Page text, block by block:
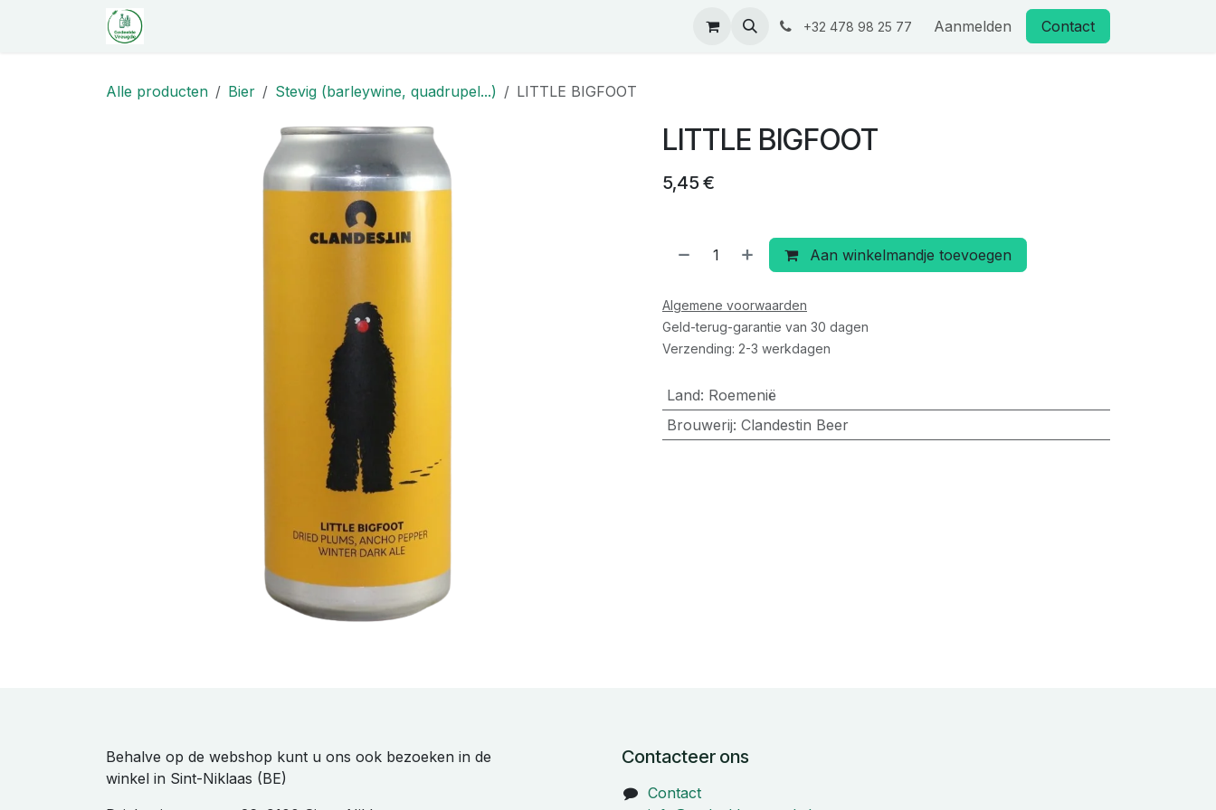
Overslaan naar inhoud
+32 478 98 25 77 Aanmelden Contact
Alle producten Bier Stevig (barleywine, quadrupel...) LITTLE BIGFOOT
LITTLE BIGFOOT
5,45 €
Aan winkelmandje toevoegen
Algemene voorwaarden
Geld-terug-garantie van 30 dagen
Verzending: 2-3 werkdagen
Land: Roemenië
Brouwerij: Clandestin Beer
Behalve op de webshop kunt u ons ook bezoeken in de
winkel in Sint-Niklaas (BE)
Contacteer ons
Contact